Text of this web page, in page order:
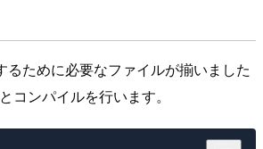
るために必要なファイルが揃いました
コンパイルを行います。